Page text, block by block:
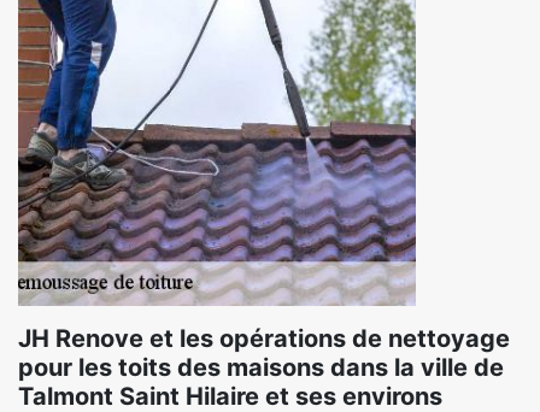
JH Renove et les opérations de nettoyage
pour les toits des maisons dans la ville de
Talmont Saint Hilaire et ses environs